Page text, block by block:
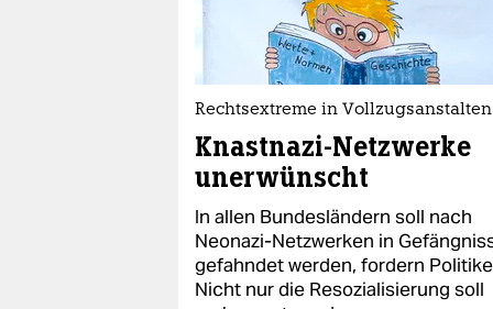
Rechtsextreme in Vollzugsanstalten
Knastnazi-Netzwerke
unerwünscht
In allen Bundesländern soll nach
Neonazi-Netzwerken in
gefahndet werden, fordern
Nicht nur die Resozialisierung soll